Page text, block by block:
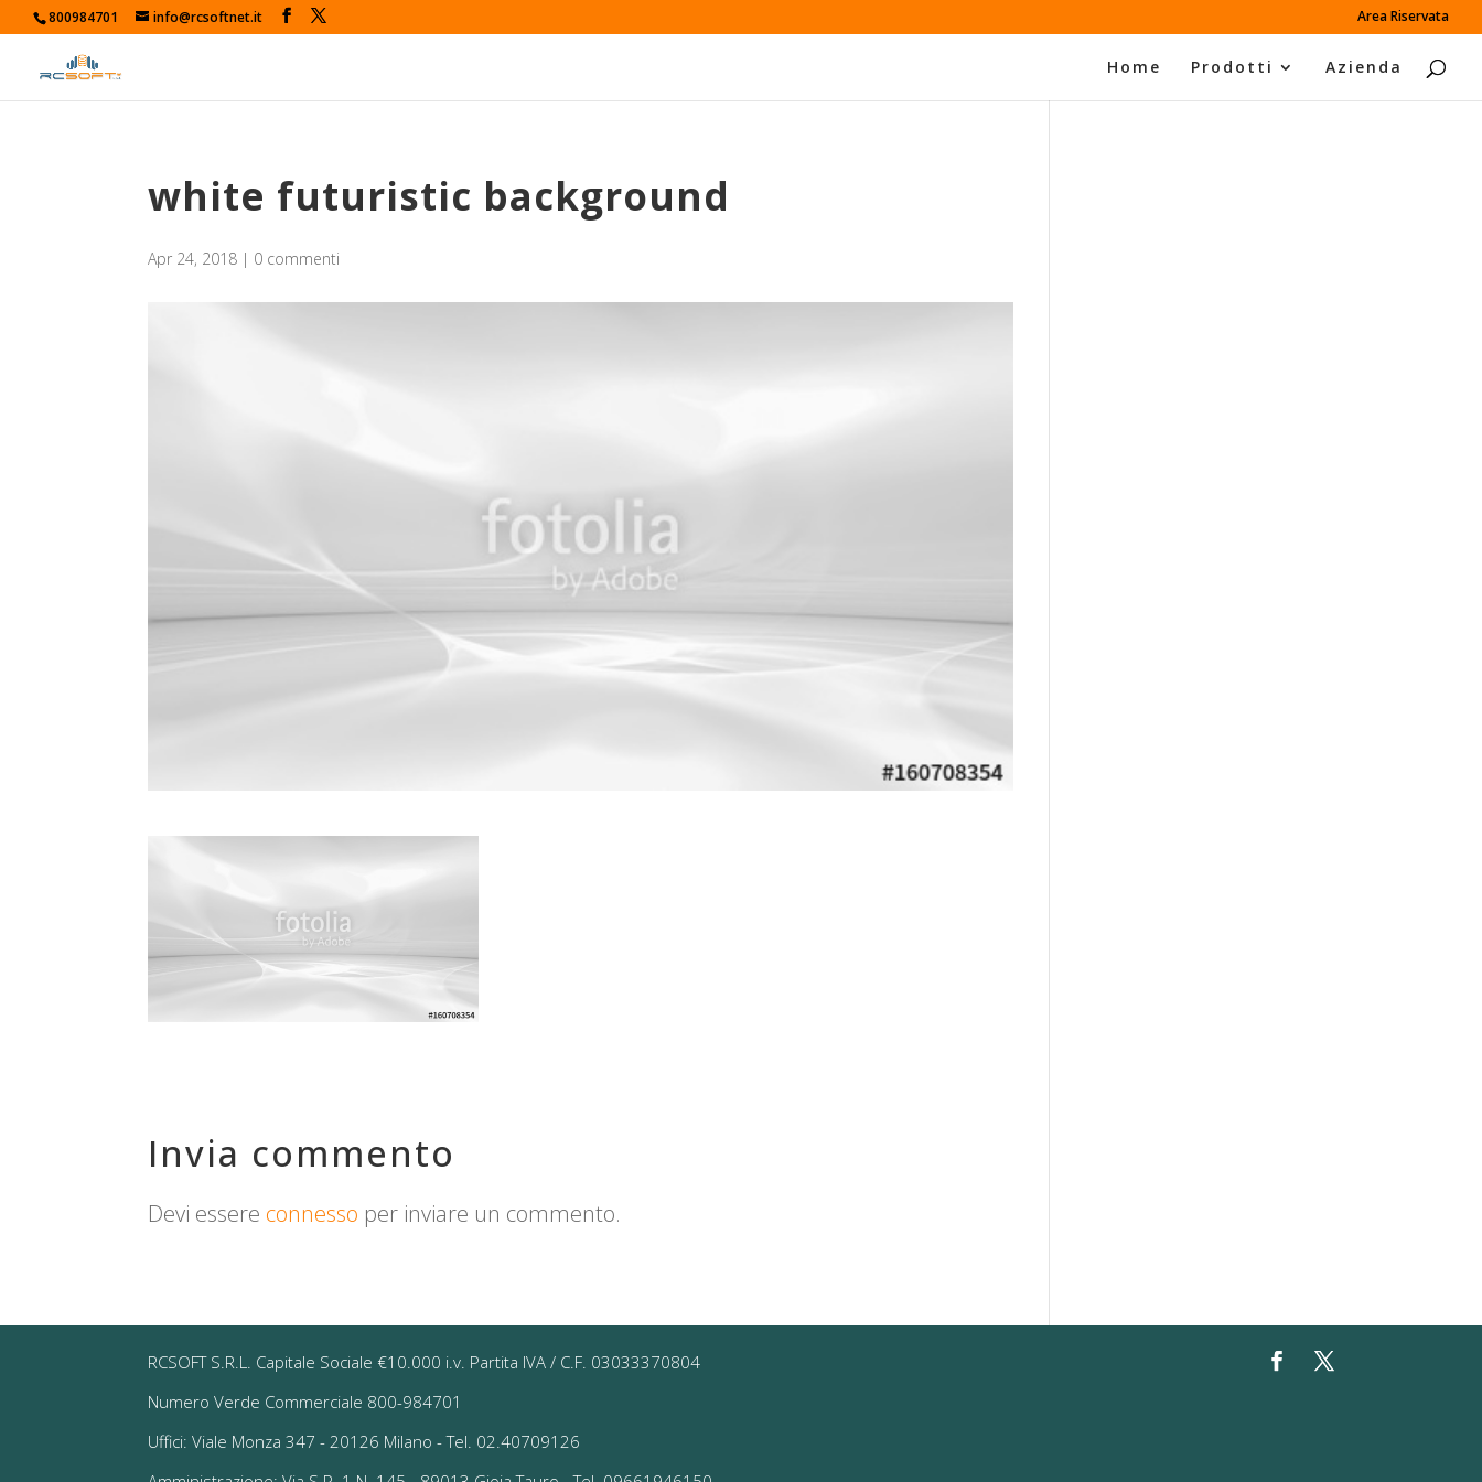
800984701 info@rcsoftnet.it Area Riservata
Home Prodotti Azienda
white futuristic background
Apr 24, 2018 | 0 commenti
Invia commento
Devi essere connesso per inviare un commento.
RCSOFT S.R.L. Capitale Sociale €10.000 i.v. Partita IVA / C.F. 03033370804
Numero Verde Commerciale 800-984701
Uffici: Viale Monza 347 - 20126 Milano - Tel. 02.40709126